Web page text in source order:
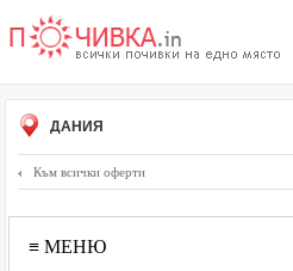
ДАНИЯ
Към всички оферти
≡ МЕНЮ